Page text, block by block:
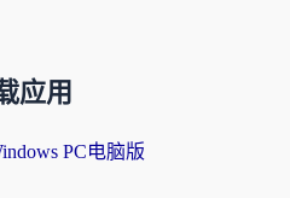
应用
PC电脑版